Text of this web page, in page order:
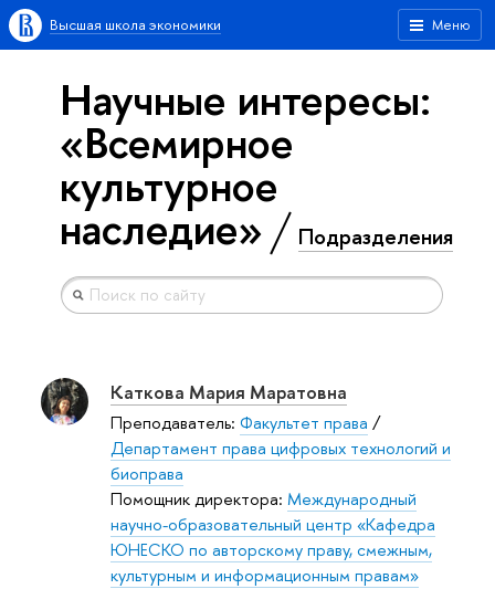
Меню
Высшая школа экономики
Научные интересы:
«Всемирное
культурное
наследие» Подразделения
Каткова Мария Маратовна
Преподаватель: Факультет права /
Департамент права цифровых технологий и
биоправа
Помощник директора: Международный
научно-образовательный центр «Кафедра
ЮНЕСКО по авторскому праву, смежным,
культурным и информационным правам»